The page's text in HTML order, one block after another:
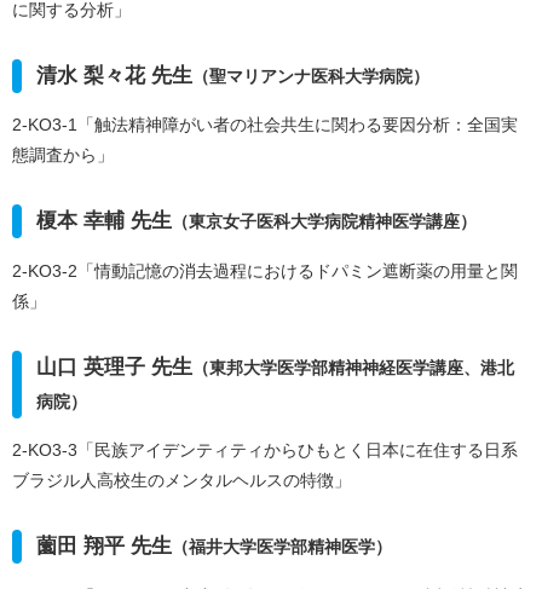
に関する分析」
清水 梨々花 先生 （聖マリアンナ医科大学病院）
2-KO3-1「触法精神障がい者の社会共生に関わる要因分析：全国実
態調査から」
榎本 幸輔 先生 （東京女子医科大学病院精神医学講座）
2-KO3-2「情動記憶の消去過程におけるドパミン遮断薬の用量と関
係」
山口 英理子 先生 （東邦大学医学部精神神経医学講座、港北
病院）
2-KO3-3「民族アイデンティティからひもとく日本に在住する日系
ブラジル人高校生のメンタルヘルスの特徴」
薗田 翔平 先生 （福井大学医学部精神医学）